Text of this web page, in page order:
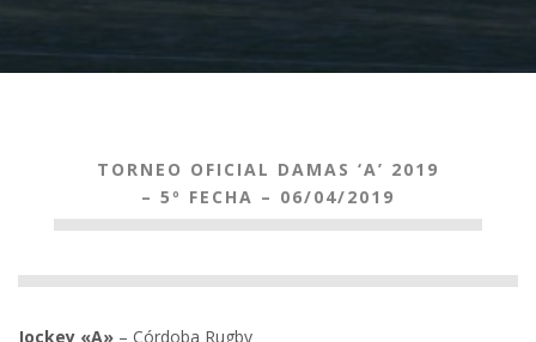
TORNEO OFICIAL DAMAS ‘A’ 2019
– 5º FECHA – 06/04/2019
Jockey «A» – Córdoba Rugby